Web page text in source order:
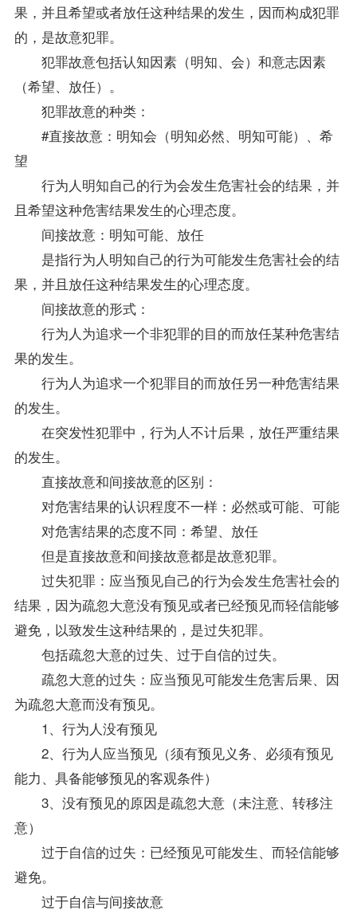
果，并且希望或者放任这种结果的发生，因而构成犯罪
的，是故意犯罪。
犯罪故意包括认知因素（明知、会）和意志因素
（希望、放任）。
犯罪故意的种类：
#直接故意：明知会（明知必然、明知可能）、希
望
行为人明知自己的行为会发生危害社会的结果，并
且希望这种危害结果发生的心理态度。
间接故意：明知可能、放任
是指行为人明知自己的行为可能发生危害社会的结
果，并且放任这种结果发生的心理态度。
间接故意的形式：
行为人为追求一个非犯罪的目的而放任某种危害结
果的发生。
行为人为追求一个犯罪目的而放任另一种危害结果
的发生。
在突发性犯罪中，行为人不计后果，放任严重结果
的发生。
直接故意和间接故意的区别：
对危害结果的认识程度不一样：必然或可能、可能
对危害结果的态度不同：希望、放任
但是直接故意和间接故意都是故意犯罪。
过失犯罪：应当预见自己的行为会发生危害社会的
结果，因为疏忽大意没有预见或者已经预见而轻信能够
避免，以致发生这种结果的，是过失犯罪。
包括疏忽大意的过失、过于自信的过失。
疏忽大意的过失：应当预见可能发生危害后果、因
为疏忽大意而没有预见。
1、行为人没有预见
2、行为人应当预见（须有预见义务、必须有预见
能力、具备能够预见的客观条件）
3、没有预见的原因是疏忽大意（未注意、转移注
意）
过于自信的过失：已经预见可能发生、而轻信能够
避免。
过于自信与间接故意